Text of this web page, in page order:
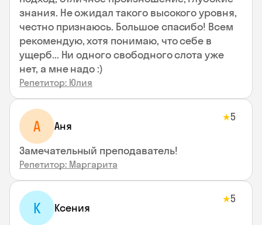
знания. Не ожидал такого высокого уровня,
честно признаюсь. Большое спасибо! Всем
рекомендую, хотя понимаю, что себе в
ущерб... Ни одного свободного слота уже
нет, а мне надо :)
Репетитор: Юлия
А Аня
★5
Замечательный преподаватель!
Репетитор: Маргарита
К Ксения
★5